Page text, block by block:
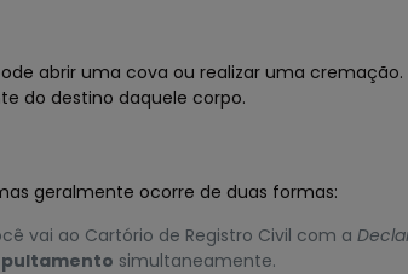
abrir uma cova ou realizar uma
do destino daquele corpo.
geralmente ocorre de duas formas:
vai ao Cartório de Registro Civil com a
simultaneamente.